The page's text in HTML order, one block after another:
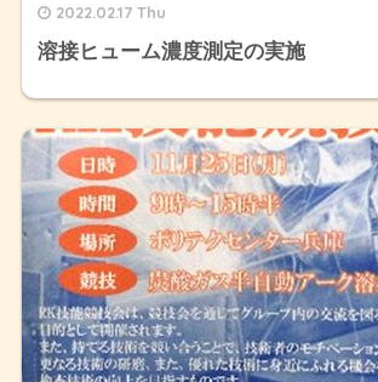
2022.02.17 Thu
溶接ヒューム濃度測定の実施